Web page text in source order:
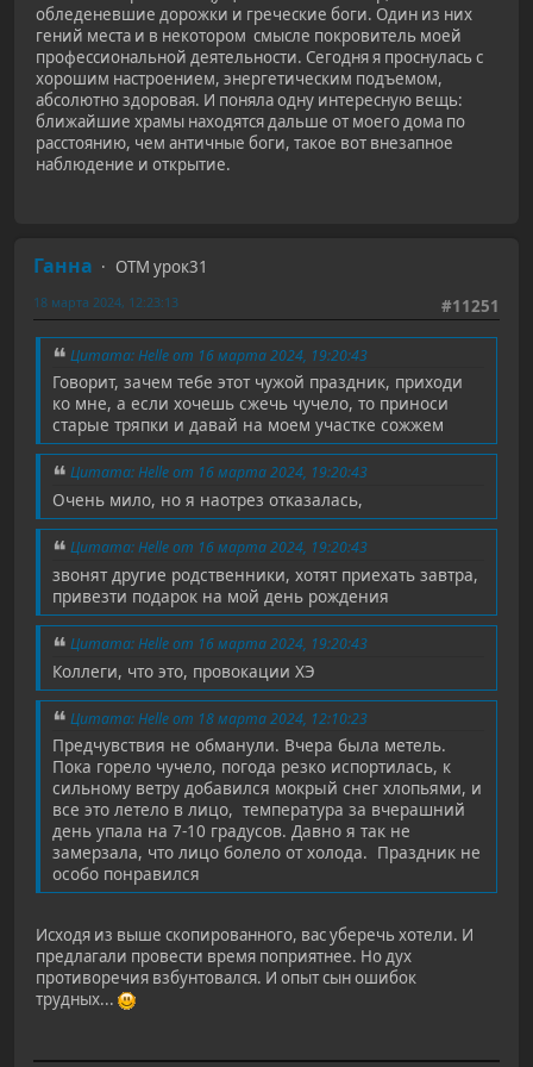
обледеневшие дорожки и греческие боги. Один из них
гений места и в некотором смысле покровитель моей
профессиональной деятельности. Сегодня я проснулась с
хорошим настроением, энергетическим подъемом,
абсолютно здоровая. И поняла одну интересную вещь:
ближайшие храмы находятся дальше от моего дома по
расстоянию, чем античные боги, такое вот внезапное
наблюдение и открытие.
Ганна
ОТМ урок31
#11251
18 марта 2024, 12:23:13
Цитата: Helle от 16 марта 2024, 19:20:43
Говорит, зачем тебе этот чужой праздник, приходи
ко мне, а если хочешь сжечь чучело, то приноси
старые тряпки и давай на моем участке сожжем
Цитата: Helle от 16 марта 2024, 19:20:43
Очень мило, но я наотрез отказалась,
Цитата: Helle от 16 марта 2024, 19:20:43
звонят другие родственники, хотят приехать завтра,
привезти подарок на мой день рождения
Цитата: Helle от 16 марта 2024, 19:20:43
Коллеги, что это, провокации ХЭ
Цитата: Helle от 18 марта 2024, 12:10:23
Предчувствия не обманули. Вчера была метель.
Пока горело чучело, погода резко испортилась, к
сильному ветру добавился мокрый снег хлопьями, и
все это летело в лицо, температура за вчерашний
день упала на 7-10 градусов. Давно я так не
замерзала, что лицо болело от холода. Праздник не
особо понравился
Исходя из выше скопированного, вас уберечь хотели. И
предлагали провести время поприятнее. Но дух
противоречия взбунтовался. И опыт сын ошибок
трудных...